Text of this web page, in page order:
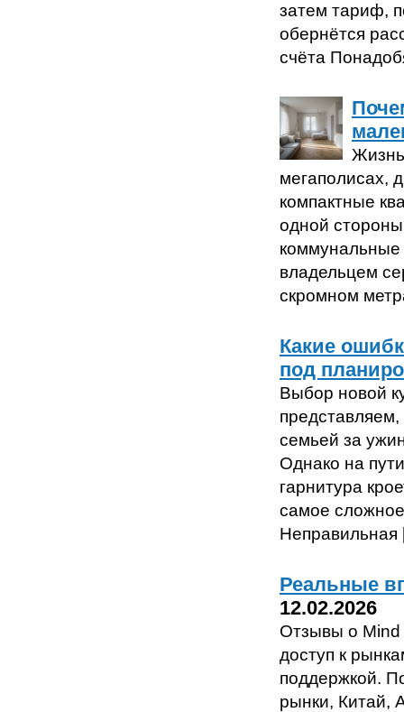
затем тариф,
обернётся
счёта
мегаполисах,
компактные
одной
коммунальные
владельцем
скромном
Какие
под
Выбор новой
представляем,
семьей за
Однако на
гарнитура
самое
Реальные
12.02.2026
Отзывы о Mind
доступ к
поддержкой.
рынки, Китай,